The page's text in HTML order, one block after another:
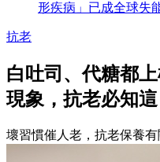
形疾病」已成全球失
抗老
白吐司、代糖都
現象，抗老必知
壞習慣催人老，抗老保養有